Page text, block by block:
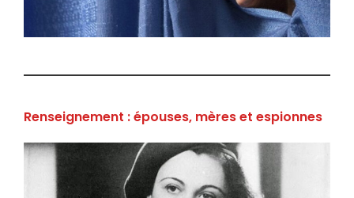
Renseignement : épouses, mères et espionnes